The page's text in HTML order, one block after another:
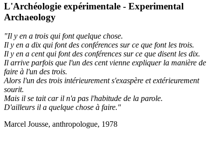
L'Archéologie expérimentale - Experimental
Archaeology
"Il y en a trois qui font quelque chose.
Il y en a dix qui font des conférences sur ce que font les trois.
Il y en a cent qui font des conférences sur ce que disent les dix.
Il arrive parfois que l'un des cent vienne expliquer la manière de
faire à l'un des trois.
Alors l'un des trois intérieurement s'exaspère et extérieurement
sourit.
Mais il se tait car il n'a pas l'habitude de la parole.
D'ailleurs il a quelque chose à faire."
Marcel Jousse, anthropologue, 1978